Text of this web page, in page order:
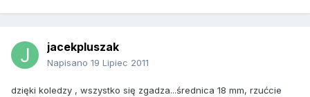
jacekpluszak
Napisano 19 Lipiec 2011
dzięki koledzy , wszystko się zgadza...średnica 18 mm, rzućcie